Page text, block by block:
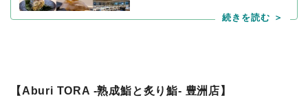
【Aburi TORA -熟成鮨と炙り鮨- 豊洲店】